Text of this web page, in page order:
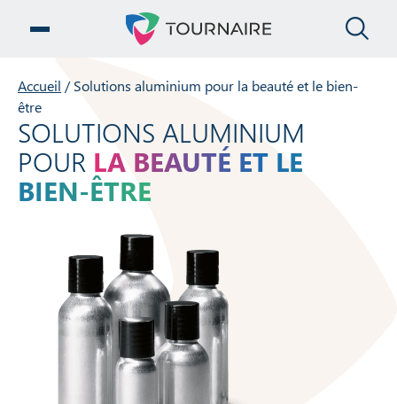
OUVRIR LE MENU
Accueil/Solutions aluminium pour la beauté et le bien-
être
SOLUTIONS ALUMINIUM
POURLA BEAUTÉ ET LE
BIEN-ÊTRE